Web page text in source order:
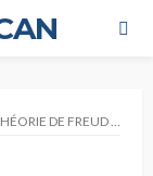
DE LA PSYCHANALYSE 1954-1955 Leçon du 8 Juin 1955